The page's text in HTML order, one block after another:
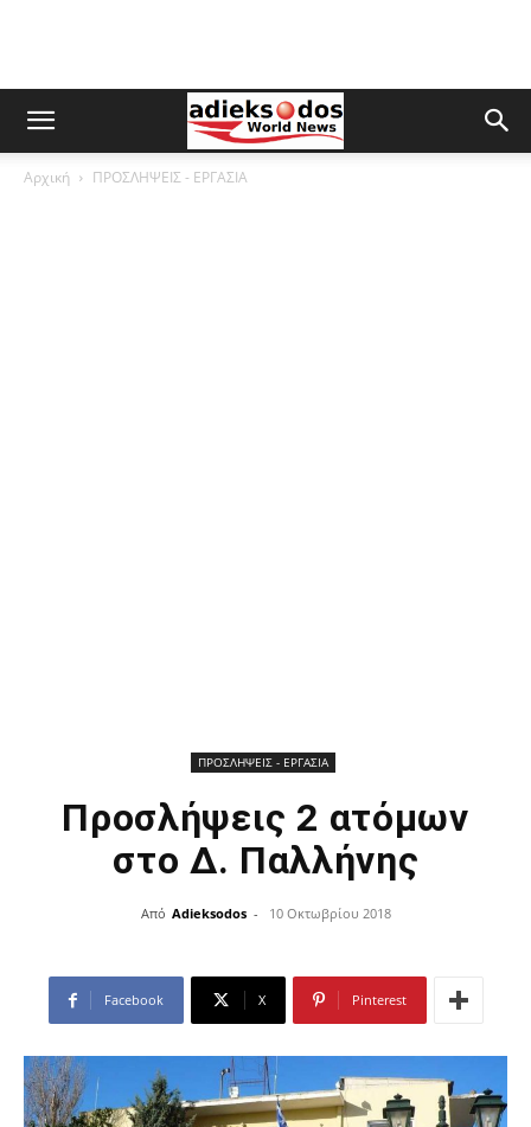
Αρχική ΠΡΟΣΛΗΨΕΙΣ - ΕΡΓΑΣΙΑ
ΠΡΟΣΛΗΨΕΙΣ - ΕΡΓΑΣΙΑ
Προσλήψεις 2 ατόμων
στο Δ. Παλλήνης
Από Adieksodos - 10 Οκτωβρίου 2018
Facebook X Pinterest